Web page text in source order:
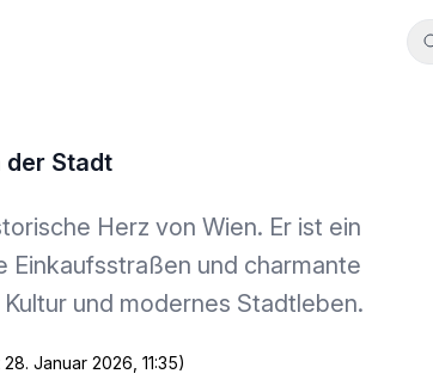
der Stadt
Herz von Wien. Er ist ein
Einkaufsstraßen und charmante
und modernes Stadtleben.
Januar 2026, 11:35)